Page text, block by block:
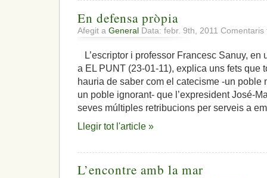
En defensa pròpia
Afegit a General Data: febr. 9th, 2011 Comentaris
L’escriptor i professor Francesc Sanuy, en
a EL PUNT (23-01-11), explica uns fets que
hauria de saber com el catecisme -un poble
un poble ignorant- que l’expresident José-
seves múltiples retribucions per serveis a
Llegir tot l'article »
L’encontre amb la mar